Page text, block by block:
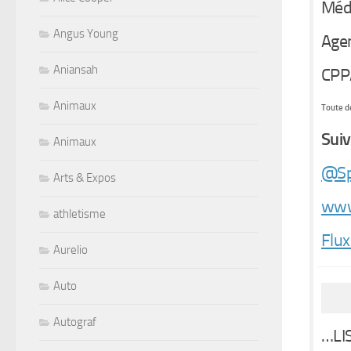
Toute
Angus Young
Aniansah
Animaux
Animaux
Arts & Expos
athletisme
Aurelio
Auto
Autograf